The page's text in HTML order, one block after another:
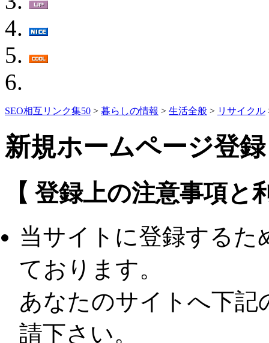
SEO相互リンク集50 > 暮らしの情報 > 生活全般 > リサイクル
新規ホームページ登録
【 登録上の注意事項と
当サイトに登録するた
ております。
あなたのサイトへ下記
請下さい。